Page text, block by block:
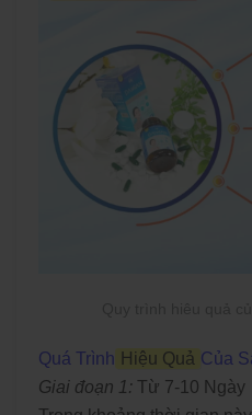
Quá Trình Hiệu Quả Của
Giai đoạn 1: Từ 7-10 Ngày